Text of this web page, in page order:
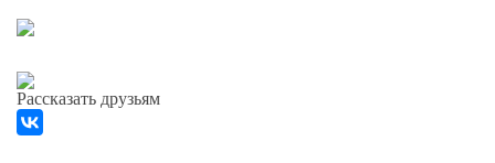
Рассказать друзьям